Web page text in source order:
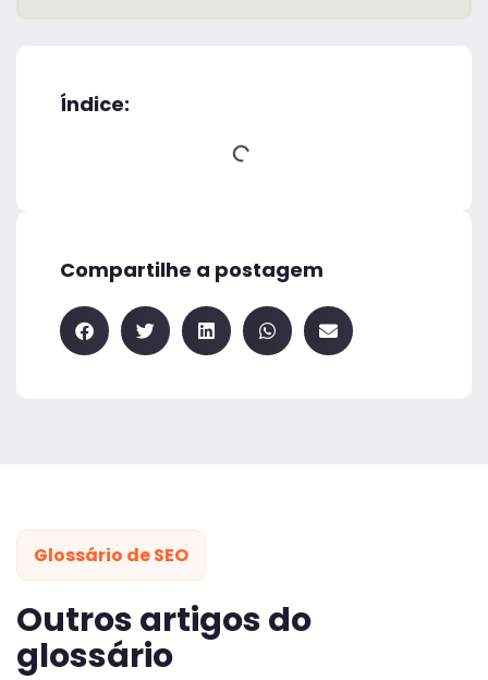
Índice:
Compartilhe a postagem
Glossário de SEO
Outros artigos do
glossário